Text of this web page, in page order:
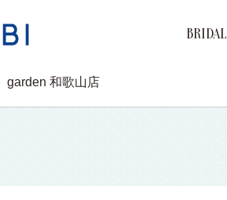
BRIDAL
garden 和歌山店